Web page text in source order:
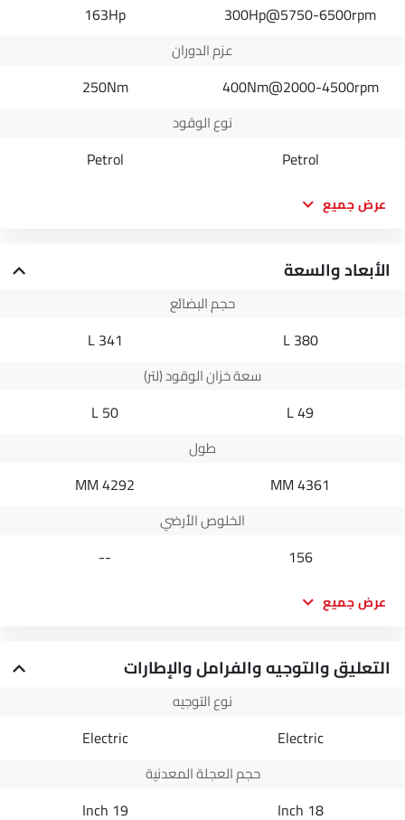
300Hp@5750-6500rpm
163Hp
عزم الدوران
400Nm@2000-4500rpm
250Nm
نوع الوقود
Petrol
Petrol
عرض جميع
الأبعاد والسعة
حجم البضائع
380 L
341 L
سعة خزان الوقود (لتر)
49 L
50 L
طول
4361 MM
4292 MM
الخلوص الأرضي
156
--
عرض جميع
التعليق والتوجيه والفرامل والإطارات
نوع التوجيه
Electric
Electric
حجم العجلة المعدنية
18 Inch
19 Inch